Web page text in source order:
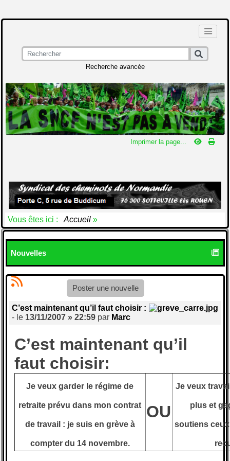
Recherche avancée
Imprimer la page...
Vous êtes ici : Accueil »
Nouvelles
Poster une nouvelle
C’est maintenant qu’il faut choisir :
- le 13/11/2007 » 22:59par Marc
C’est maintenant qu’il
faut choisir:
Je veux garder le régime de
retraite prévu dans mon contrat
de travail : je suis en grève à
compter du 14 novembre.
OU
Je veux
plus et
soutiens